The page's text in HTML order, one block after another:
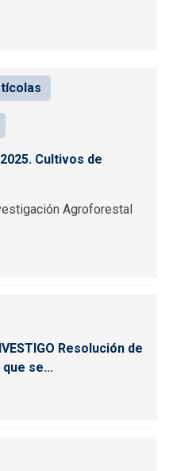
Cultivos de
Agroforestal
Resolución de
que se...